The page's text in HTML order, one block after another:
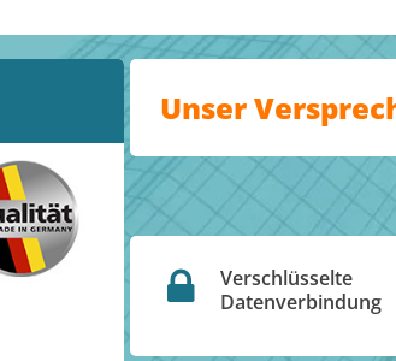
Unser
Verschlüsselte
Datenverbindung